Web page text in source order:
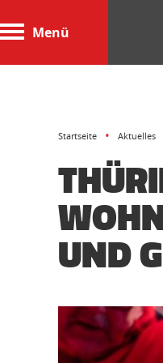
Menü
Startseite Aktuelles
UND